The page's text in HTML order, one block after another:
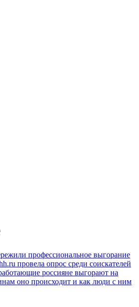
профессиональное выгорание
провела опрос среди соискателей
россияне выгорают на
оно происходит и как люди с ним